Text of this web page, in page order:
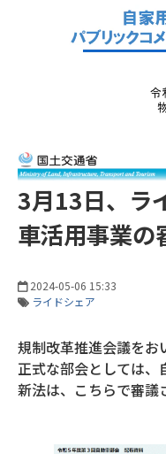
3月13日、ラ
車活用事業の
2024-05-06 15:33
ライドシェア
規制改革推進会議をお
正式な部会としては
新法は、こちらで審議